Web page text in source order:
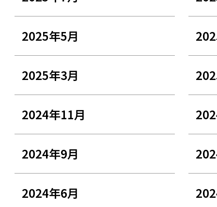
2025年5月
2025年3月
2024年11月
2024年9月
2024年6月